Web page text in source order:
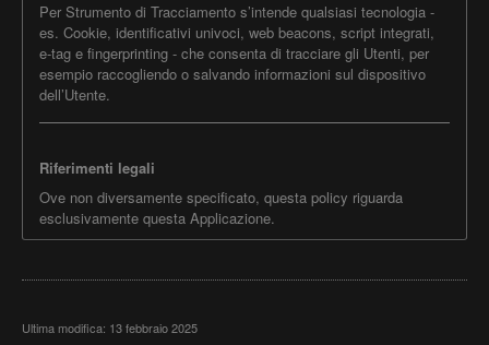
Per Strumento di Tracciamento s’intende qualsiasi tecnologia -
es. Cookie, identificativi univoci, web beacons, script integrati,
e-tag e fingerprinting - che consenta di tracciare gli Utenti, per
esempio raccogliendo o salvando informazioni sul dispositivo
dell’Utente.
Riferimenti legali
Ove non diversamente specificato, questa policy riguarda
esclusivamente questa Applicazione.
Ultima modifica: 13 febbraio 2025